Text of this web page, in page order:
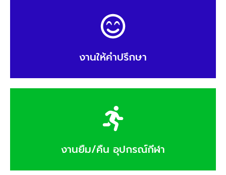
งานให้คำปรึกษา
งานยืม/คืน อุปกรณ์กีฬา